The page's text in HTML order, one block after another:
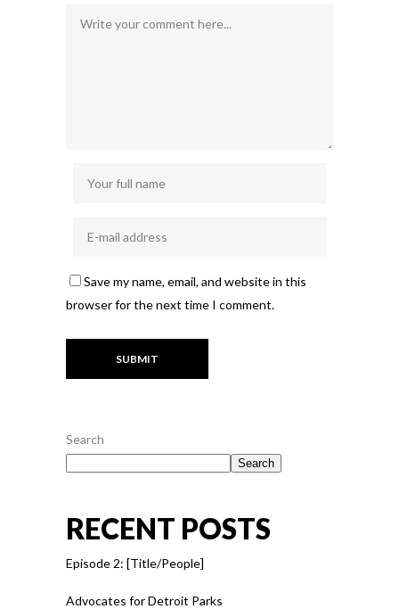
Save my name, email, and website in this
browser for the next time I comment.
Search
Search
RECENT POSTS
Episode 2: [Title/People]
Advocates for Detroit Parks